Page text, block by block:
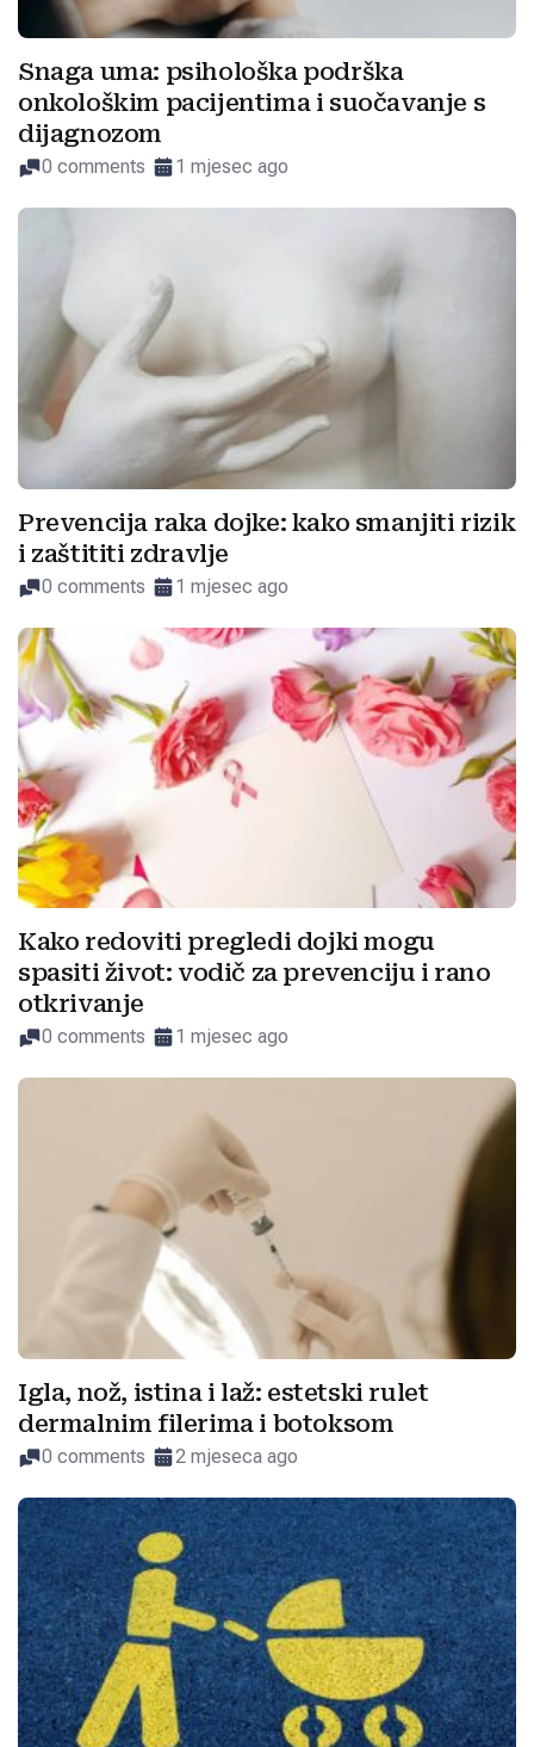
Snaga uma: psihološka podrška
onkološkim pacijentima i suočavanje s
dijagnozom
0 comments 1 mjesec ago
Prevencija raka dojke: kako smanjiti rizik
i zaštititi zdravlje
0 comments 1 mjesec ago
Kako redoviti pregledi dojki mogu
spasiti život: vodič za prevenciju i rano
otkrivanje
0 comments 1 mjesec ago
Igla, nož, istina i laž: estetski rulet
dermalnim filerima i botoksom
0 comments 2 mjeseca ago